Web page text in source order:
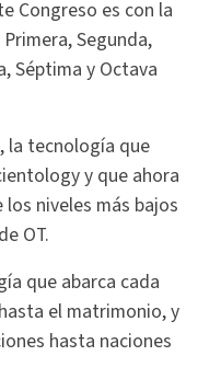
Congreso es con la
Segunda,
Séptima y Octava
la tecnología que
y que ahora
niveles más bajos
OT.
que abarca cada
el matrimonio, y
hasta naciones